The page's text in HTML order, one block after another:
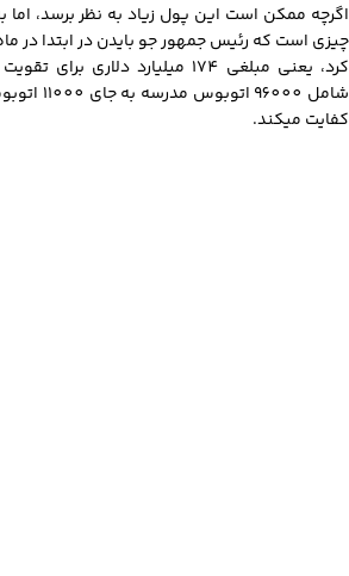
اگرچه ممکن است این پول زیاد به نظر برسد، اما
چیزی است که رئیس جمهور جو بایدن در ابتدا در
کرد، یعنی مبلغی 174 میلیارد
شامل
کفایت میکند.